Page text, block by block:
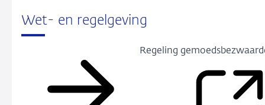
Wet- en regelgeving
Regeling